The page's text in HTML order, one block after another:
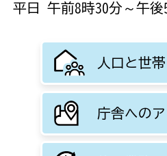
平日 午前8時30分～午後
人口と世帯
庁舎への